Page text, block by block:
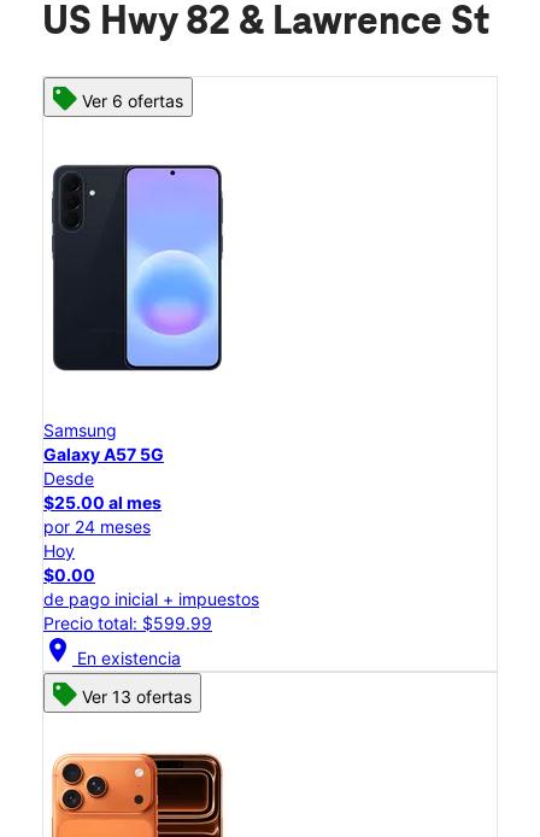
US Hwy 82 & Lawrence St
Ver 6 ofertas
Samsung
Galaxy A57 5G
Desde
$25.00 al mes
por 24 meses
Hoy
$0.00
de pago inicial + impuestos
Precio total: $599.99
location_on En existencia
Ver 13 ofertas